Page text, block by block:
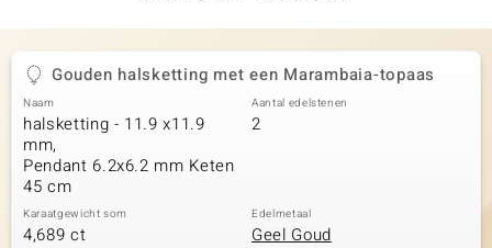
Gouden halsketting met een Marambaia-topaas
Naam
halsketting - 11.9 x11.9
mm,
Pendant 6.2x6.2 mm Keten
45 cm
Aantal edelstenen
2
Karaatgewicht som
4,689 ct
Edelmetaal
Geel Goud